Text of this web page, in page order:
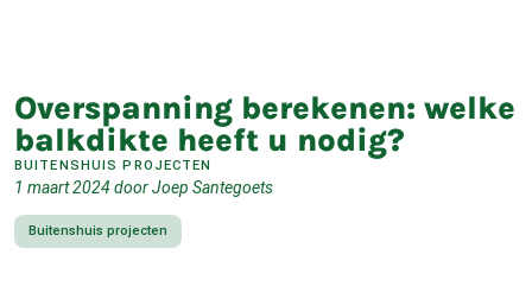
Overspanning berekenen: welke
balkdikte heeft u nodig?
BUITENSHUIS PROJECTEN
1 maart 2024doorJoep Santegoets
Buitenshuis projecten